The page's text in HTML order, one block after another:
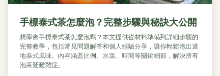
手標泰式茶怎麼泡？完整步驟與秘訣大公開
想學會手標泰式茶怎麼泡嗎？本文提供從材料準備到詳細步驟的
完整教學，包括常見問題解答和個人經驗分享，讓你輕鬆泡出道
地泰式風味。內容涵蓋比例、水溫、時間等關鍵細節，解決所有
泡茶疑難雜症。